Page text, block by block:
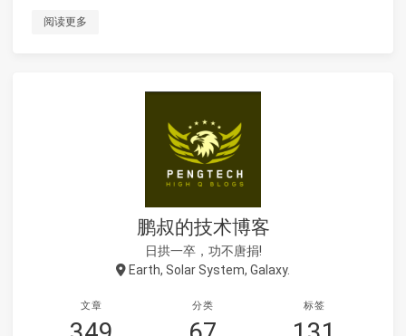
阅读更多
鹏叔的技术博客
日拱一卒，功不唐捐!
Earth, Solar System, Galaxy.
文章 分类 标签